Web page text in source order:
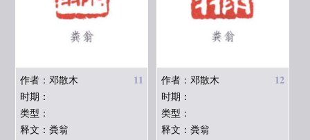
11
作者：邓散木
时期：
类型：
释文：粪翁
12
作者：邓散木
时期：
类型：
释文：粪翁